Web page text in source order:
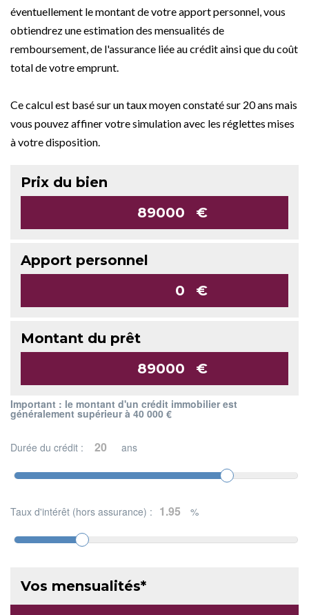
éventuellement le montant de votre apport personnel, vous
obtiendrez une estimation des mensualités de
remboursement, de l'assurance liée au crédit ainsi que du coût
total de votre emprunt.
Ce calcul est basé sur un taux moyen constaté sur 20 ans mais
vous pouvez affiner votre simulation avec les réglettes mises
à votre disposition.
Prix du bien
€
Apport personnel
€
Montant du prêt
€
Important : le montant d'un crédit immobilier est
généralement supérieur à 40 000 €
Durée du crédit : ans
Taux d'intérêt (hors assurance) : %
Vos mensualités*